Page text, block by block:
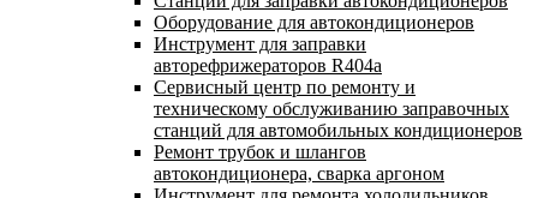
Оборудование для автокондиционеров
Инструмент для заправки
авторефрижераторов R404a
Сервисный центр по ремонту и
техническому обслуживанию заправочных
станций для автомобильных кондиционеров
Ремонт трубок и шлангов
автокондиционера, сварка аргоном